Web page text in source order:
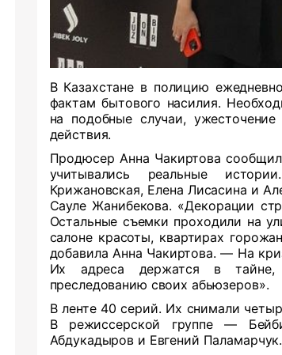
В Казахстане в полицию
фактам бытового насилия.
на подобные случаи,
действия.
Продюсер Анна Чакиртова
учитывались реальные
Крижановская, Елена Лисасина и
Сауле Жанибекова. «Декорации
Остальные съемки проходили на
салоне красоты, квартирах
добавила Анна Чакиртова. — На
Их адреса держатся в тайне,
преследованию своих абьюзеров».
В ленте 40 серий. Их снимали
В режиссерской группе —
Абдукадыров и Евгений Паламарчук.